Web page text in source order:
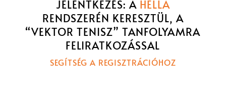
JELENTKEZÉS: A HELLA
RENDSZERÉN KERESZTÜL, A
“VEKTOR TENISZ” TANFOLYAMRA
FELIRATKOZÁSSAL
SEGÍTSÉG A REGISZTRÁCIÓHOZ